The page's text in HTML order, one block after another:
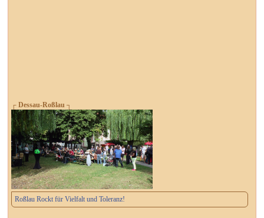
┌ Dessau-Roßlau ┐
Roßlau Rockt für Vielfalt und Toleranz!